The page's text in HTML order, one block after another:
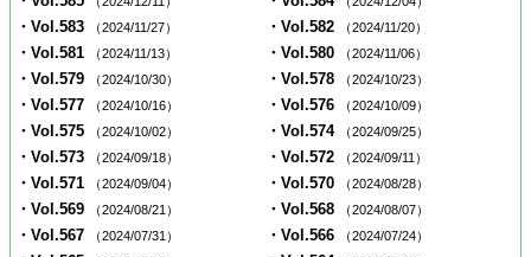
・Vol.583 （2024/11/27） ・Vol.582 （2024/11/20）
・Vol.581 （2024/11/13） ・Vol.580 （2024/11/06）
・Vol.579 （2024/10/30） ・Vol.578 （2024/10/23）
・Vol.577 （2024/10/16） ・Vol.576 （2024/10/09）
・Vol.575 （2024/10/02） ・Vol.574 （2024/09/25）
・Vol.573 （2024/09/18） ・Vol.572 （2024/09/11）
・Vol.571 （2024/09/04） ・Vol.570 （2024/08/28）
・Vol.569 （2024/08/21） ・Vol.568 （2024/08/07）
・Vol.567 （2024/07/31） ・Vol.566 （2024/07/24）